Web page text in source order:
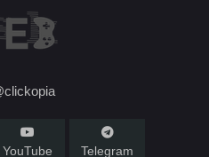
YouTube Telegram